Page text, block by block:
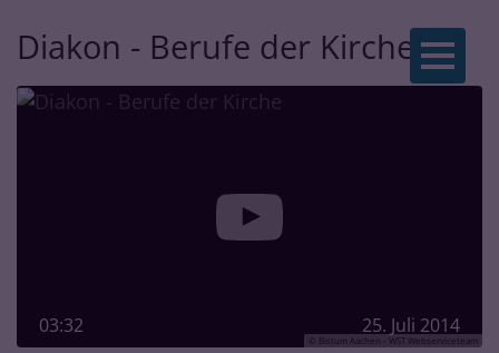
Zum Inhalt springen
Diakon - Berufe der Kirche
25. Juli 2014
03:32
© Bistum Aachen - WST Webserviceteam